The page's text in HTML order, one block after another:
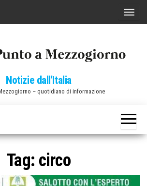
C
a
v
a
Notizie dall'Italia
– quotidiano di informazione
Tag: circo